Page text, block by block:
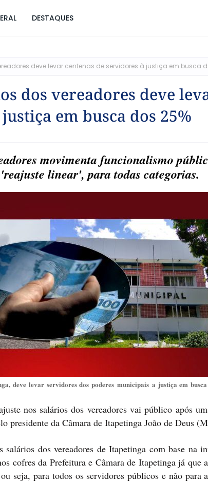
DESTAQUES
deve levar centenas de servidores à justiça em busca
dos vereadores deve
em busca dos 25%
movimenta funcionalismo
linear', para todas categorias.
deve levar servidores dos poderes municipais a justiça em
nos salários dos vereadores vai público após
presidente da Câmara de Itapetinga João de Deus
dos vereadores de Itapetinga com base na
cofres da Prefeitura e Câmara de Itapetinga já que
seja, para todos os servidores públicos e não para